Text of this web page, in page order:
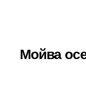
Мойва